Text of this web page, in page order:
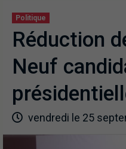
Politique
Réduction
Neuf
vendredi le 25